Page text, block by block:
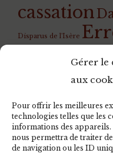
Gérer le
aux
Pour offrir les meilleures
technologies telles que les
informations des appareils.
nous permettra de traiter
de navigation ou les ID
cassation
Disparus de l'Isère
Ilda di
Jean-Michel
empoisonnée
Gaubert
rétroactiveLubin